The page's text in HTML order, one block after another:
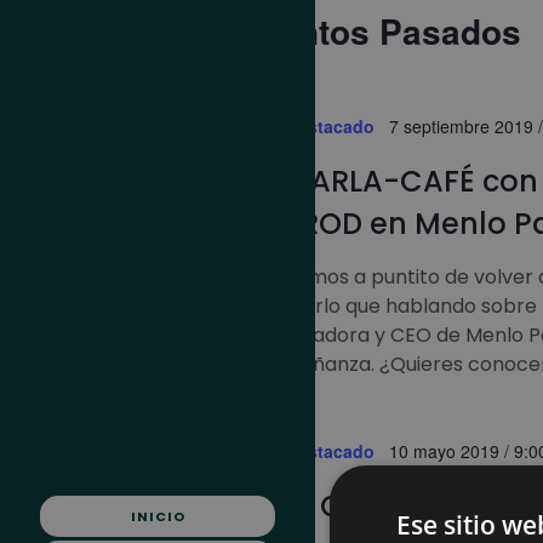
INICIO
Últimos Eventos Pasados
Destacado 7 septiembre 2019
CHARLA-CAFÉ
ALROD en Menlo
Estamos a puntito de
hacerlo que hablando
Fundadora y CEO de
enseñanza. ¿Quieres
2019
Destacado 10 mayo 2019 /
VIII CROSS DEL
Ese sitio